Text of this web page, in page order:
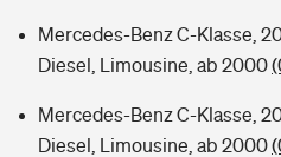
Mercedes-Benz C-Klasse,
Diesel, Limousine, ab 2000
Mercedes-Benz C-Klasse,
Diesel, Limousine, ab 2000